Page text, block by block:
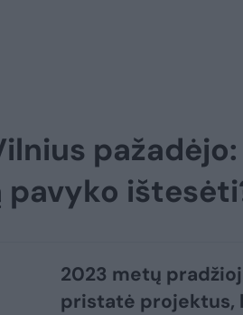
pavyko
2023 metų
pristatė projektus,